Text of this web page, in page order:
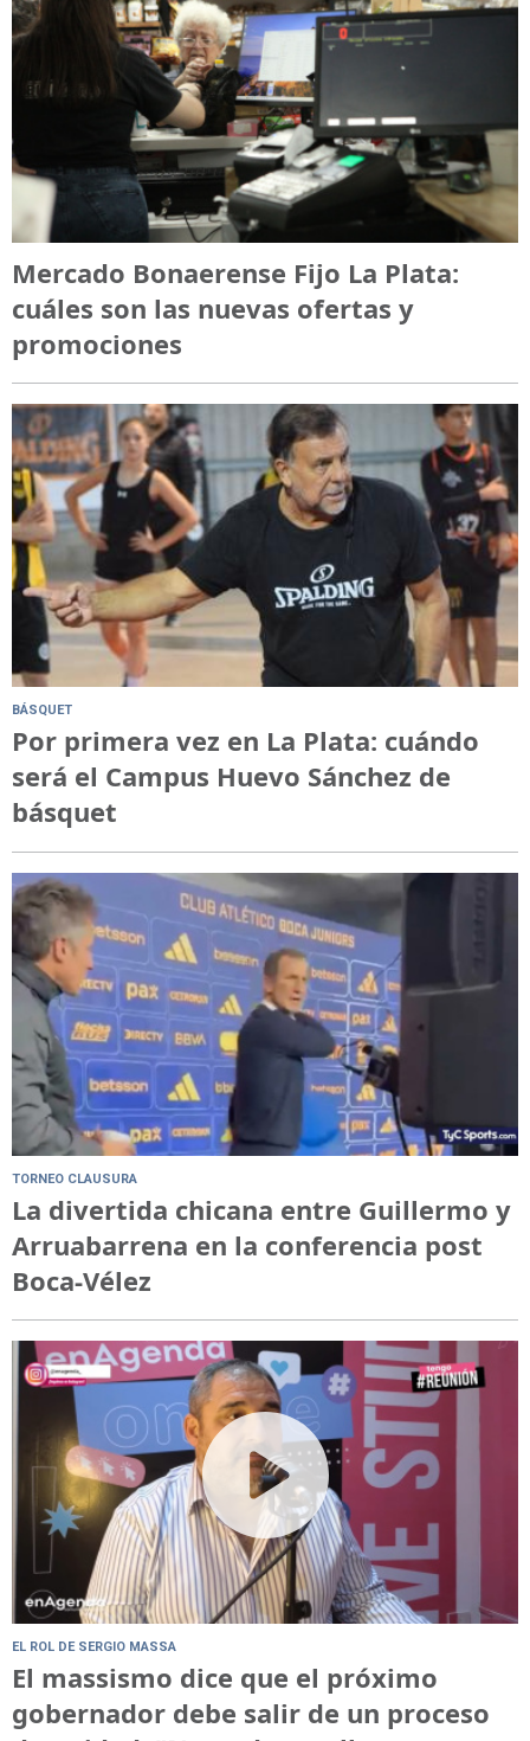
Mercado Bonaerense Fijo La Plata:
cuáles son las nuevas ofertas y
promociones
BÁSQUET
Por primera vez en La Plata: cuándo
será el Campus Huevo Sánchez de
básquet
TORNEO CLAUSURA
La divertida chicana entre Guillermo y
Arruabarrena en la conferencia post
Boca-Vélez
EL ROL DE SERGIO MASSA
El massismo dice que el próximo
gobernador debe salir de un proceso